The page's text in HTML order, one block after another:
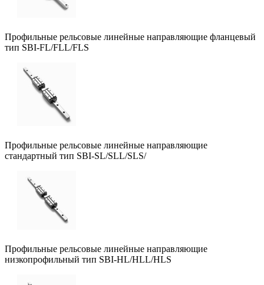
Профильные рельсовые линейные направляющие фланцевый
тип SBI-FL/FLL/FLS
Профильные рельсовые линейные направляющие
стандартный тип SBI-SL/SLL/SLS/
Профильные рельсовые линейные направляющие
низкопрофильный тип SBI-HL/HLL/HLS